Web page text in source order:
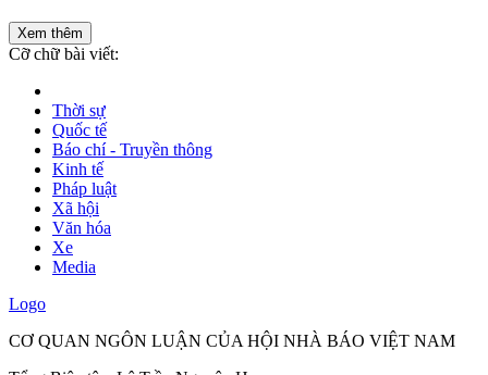
Xem thêm
Cỡ chữ bài viết:
Thời sự
Quốc tế
Báo chí - Truyền thông
Kinh tế
Pháp luật
Xã hội
Văn hóa
Xe
Media
Logo
CƠ QUAN NGÔN LUẬN CỦA HỘI NHÀ BÁO VIỆT NAM